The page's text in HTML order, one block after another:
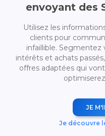
envoyant des
Utilisez les
clients pour
infaillible. Segmentez
intérêts et achats
offres adaptées qui
JE
Je découvre